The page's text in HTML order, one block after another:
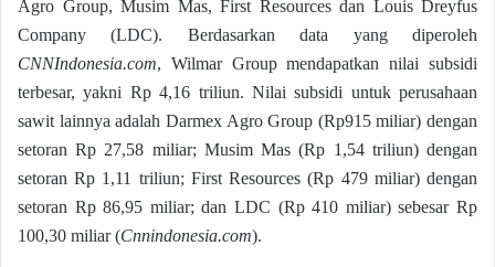
Agro Group, Musim Mas, First Resources dan Louis Dreyfus
Company (LDC). Berdasarkan data yang diperoleh
CNNIndonesia.com, Wilmar Group mendapatkan nilai subsidi
terbesar, yakni Rp 4,16 triliun. Nilai subsidi untuk perusahaan
sawit lainnya adalah Darmex Agro Group (Rp915 miliar) dengan
setoran Rp 27,58 miliar; Musim Mas (Rp 1,54 triliun) dengan
setoran Rp 1,11 triliun; First Resources (Rp 479 miliar) dengan
setoran Rp 86,95 miliar; dan LDC (Rp 410 miliar) sebesar Rp
100,30 miliar (Cnnindonesia.com).